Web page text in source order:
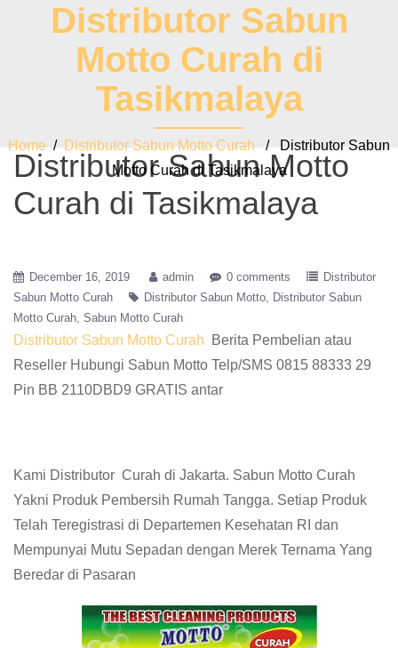
Distributor Sabun
Motto Curah di
Tasikmalaya
Home / Distributor Sabun Motto Curah / Distributor Sabun
Motto Curah di Tasikmalaya
Distributor Sabun Motto
Curah di Tasikmalaya
December 16, 2019 admin 0 comments
Distributor
Sabun Motto Curah
Distributor Sabun Motto
Distributor Sabun
Motto Curah Sabun Motto Curah
Distributor Sabun Motto Curah
Berita Pembelian atau
Reseller Hubungi Sabun Motto Telp/SMS 0815 88333 29
Pin BB 2110DBD9 GRATIS antar
Kami Distributor Curah di Jakarta. Sabun Motto Curah
Yakni Produk Pembersih Rumah Tangga. Setiap Produk
Telah Teregistrasi di Departemen Kesehatan RI dan
Mempunyai Mutu Sepadan dengan Merek Ternama Yang
Beredar di Pasaran